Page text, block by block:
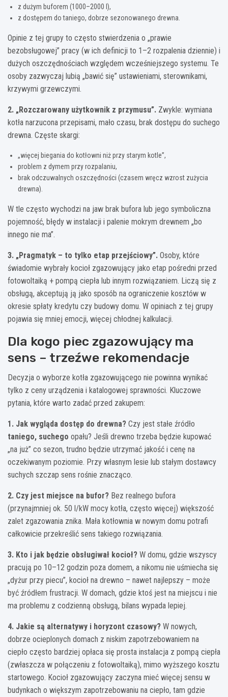
z dużym buforem (1000–2000 l),
z dostępem do taniego, dobrze sezonowanego drewna.
Opinie z tej grupy to często stwierdzenia o „prawie
bezobsługowej” pracy (w ich definicji to 1–2 rozpalenia dziennie) i
dużych oszczędnościach względem wcześniejszego systemu. Te
osoby zazwyczaj lubią „bawić się” ustawieniami, sterownikami,
krzywymi grzewczymi.
2. „Rozczarowany użytkownik z przymusu”. Zwykle: wymiana
kotła narzucona przepisami, mało czasu, brak dostępu do suchego
drewna. Częste skargi:
„więcej biegania do kotłowni niż przy starym kotle”,
problem z dymem przy rozpalaniu,
brak odczuwalnych oszczędności (czasem wręcz wzrost zużycia
drewna).
W tle często wychodzi na jaw brak bufora lub jego symboliczna
pojemność, błędy w instalacji i palenie mokrym drewnem „bo
innego nie ma”.
3. „Pragmatyk – to tylko etap przejściowy”. Osoby, które
świadomie wybrały kocioł zgazowujący jako etap pośredni przed
fotowoltaiką + pompą ciepła lub innym rozwiązaniem. Liczą się z
obsługą, akceptują ją jako sposób na ograniczenie kosztów w
okresie spłaty kredytu czy budowy domu. W opiniach z tej grupy
pojawia się mniej emocji, więcej chłodnej kalkulacji.
Dla kogo piec zgazowujący ma
sens – trzeźwe rekomendacje
Decyzja o wyborze kotła zgazowującego nie powinna wynikać
tylko z ceny urządzenia i katalogowej sprawności. Kluczowe
pytania, które warto zadać przed zakupem:
1. Jak wygląda dostęp do drewna? Czy jest stałe źródło
taniego, suchego opału? Jeśli drewno trzeba będzie kupować
„na już” co sezon, trudno będzie utrzymać jakość i cenę na
oczekiwanym poziomie. Przy własnym lesie lub stałym dostawcy
suchych szczap sens rośnie znacząco.
2. Czy jest miejsce na bufor? Bez realnego bufora
(przynajmniej ok. 50 l/kW mocy kotła, często więcej) większość
zalet zgazowania znika. Mała kotłownia w nowym domu potrafi
całkowicie przekreślić sens takiego rozwiązania.
3. Kto i jak będzie obsługiwał kocioł? W domu, gdzie wszyscy
pracują po 10–12 godzin poza domem, a nikomu nie uśmiecha się
„dyżur przy piecu”, kocioł na drewno – nawet najlepszy – może
być źródłem frustracji. W domach, gdzie ktoś jest na miejscu i nie
ma problemu z codzienną obsługą, bilans wypada lepiej.
4. Jakie są alternatywy i horyzont czasowy? W nowych,
dobrze ocieplonych domach z niskim zapotrzebowaniem na
ciepło często bardziej opłaca się prosta instalacja z pompą ciepła
(zwłaszcza w połączeniu z fotowoltaiką), mimo wyższego kosztu
startowego. Kocioł zgazowujący zaczyna mieć więcej sensu w
budynkach o większym zapotrzebowaniu na ciepło, tam gdzie